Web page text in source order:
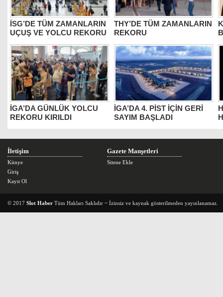
İSG’DE TÜM ZAMANLARIN
UÇUŞ VE YOLCU REKORU
THY’DE TÜM ZAMANLARIN
REKORU
İGA’DA GÜNLÜK YOLCU
REKORU KIRILDI
İGA’DA 4. PİST İÇİN GERİ
SAYIM BAŞLADI
İletişim
Künye
Giriş
Kayıt Ol
Gazete Manşetleri
Sitene Ekle
© 2017 Slot Haber Tüm Hakları Saklıdır ~ İzinsiz ve kaynak gösterilmeden yayınlanamaz.